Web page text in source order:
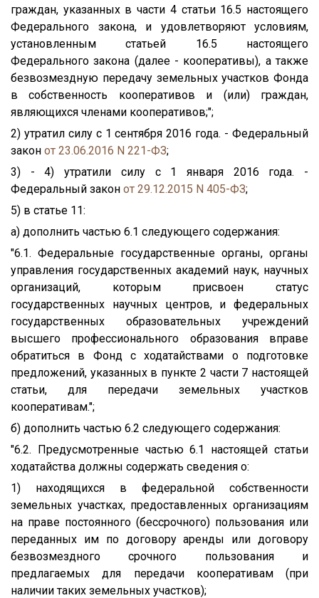
граждан, указанных в части 4 статьи 16.5 настоящего
Федерального закона, и удовлетворяют условиям,
установленным статьей 16.5 настоящего
Федерального закона (далее - кооперативы), а также
безвозмездную передачу земельных участков Фонда
в собственность кооперативов и (или) граждан,
являющихся членами кооперативов;";
2) утратил силу с 1 сентября 2016 года. - Федеральный
закон от 23.06.2016 N 221-ФЗ;
3) - 4) утратили силу с 1 января 2016 года. -
Федеральный закон от 29.12.2015 N 405-ФЗ;
5) в статье 11:
а) дополнить частью 6.1 следующего содержания:
"6.1. Федеральные государственные органы, органы
управления государственных академий наук, научных
организаций, которым присвоен статус
государственных научных центров, и федеральных
государственных образовательных учреждений
высшего профессионального образования вправе
обратиться в Фонд с ходатайствами о подготовке
предложений, указанных в пункте 2 части 7 настоящей
статьи, для передачи земельных участков
кооперативам.";
б) дополнить частью 6.2 следующего содержания:
"6.2. Предусмотренные частью 6.1 настоящей статьи
ходатайства должны содержать сведения о:
1) находящихся в федеральной собственности
земельных участках, предоставленных организациям
на праве постоянного (бессрочного) пользования или
переданных им по договору аренды или договору
безвозмездного срочного пользования и
предлагаемых для передачи кооперативам (при
наличии таких земельных участков);